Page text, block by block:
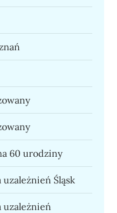
60 urodziny
Śląsk
uzależnień